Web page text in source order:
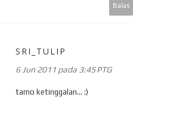
Balas
SRI_TULIP
6 Jun 2011 pada 3:45 PTG
tamo ketinggalan... :)